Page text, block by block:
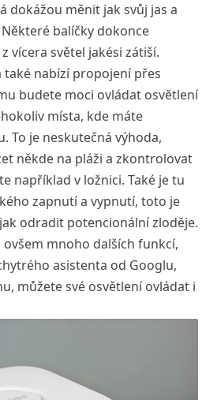
dokážou měnit jak svůj jas a
balíčky dokonce
vícera světel jakési zátiší.
nabízí propojení přes
budete moci ovládat osvětlení
místa, kde máte
To je neskutečná výhoda,
někde na pláži a zkontrolovat
například v ložnici. Také je tu
zapnutí a vypnutí, toto je
odradit potencionální zloděje.
mnoho dalších funkcí,
asistenta od Googlu,
můžete své osvětlení ovládat i